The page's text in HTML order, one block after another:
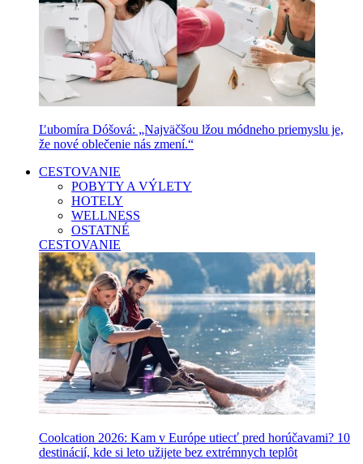
Ľubomíra Dóšová: „Najväčšou lžou módneho priemyslu je,
že nové oblečenie nás zmení.“
CESTOVANIE
POBYTY A VÝLETY
HOTELY
WELLNESS
OSTATNÉ
CESTOVANIE
Coolcation 2026: Kam v Európe utiecť pred horúčavami? 10
destinácií, kde si leto užijete bez extrémnych teplôt